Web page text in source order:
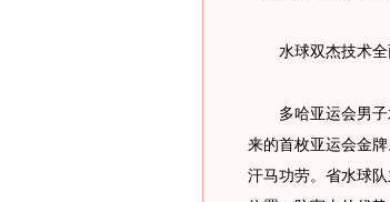
水球双杰技术全
多哈亚运会男子
来的首枚亚运会金
汗马功劳。省水球